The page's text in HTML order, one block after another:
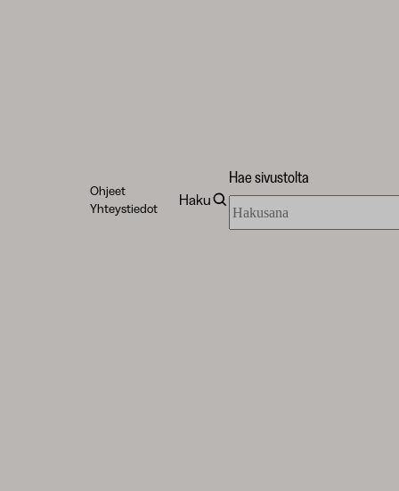
Ohjeet
Yhteystiedot
Haku
Hae sivustolta
sivustolta